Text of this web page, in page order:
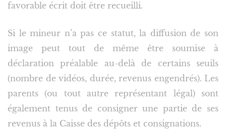
favorable écrit doit être recueilli.
Si le mineur n’a pas ce statut, la diffusion de son
image peut tout de même être soumise à
déclaration préalable au-delà de certains seuils
(nombre de vidéos, durée, revenus engendrés). Les
parents (ou tout autre représentant légal) sont
également tenus de consigner une partie de ses
revenus à la Caisse des dépôts et consignations.